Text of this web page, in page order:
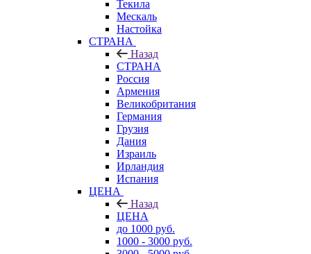
Текила
Мескаль
Настойка
СТРАНА
Назад
СТРАНА
Россия
Армения
Великобритания
Германия
Грузия
Дания
Израиль
Ирландия
Испания
ЦЕНА
Назад
ЦЕНА
до 1000 руб.
1000 - 3000 руб.